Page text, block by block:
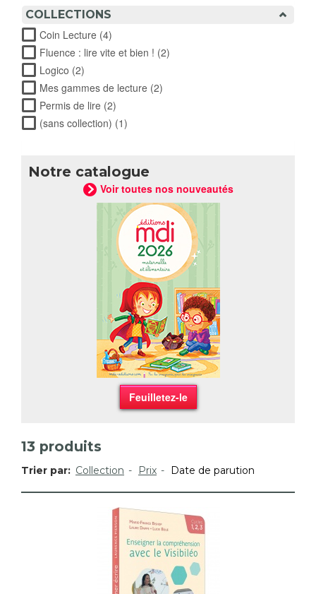
COLLECTIONS
Coin Lecture (4)
Fluence : lire vite et bien ! (2)
Logico (2)
Mes gammes de lecture (2)
Permis de lire (2)
(sans collection) (1)
Notre catalogue
Voir toutes nos nouveautés
Feuilletez-le
13 produits
Trier par: Collection Prix Date de parution